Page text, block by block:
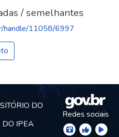
/ semelhantes
handle/11058/6997
DO
DO IPEA
Redes sociais